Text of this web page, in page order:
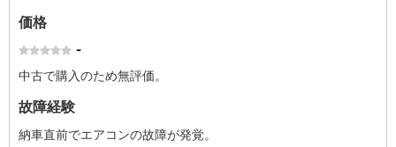
価格
-
中古で購入のため無評価。
故障経験
納車直前でエアコンの故障が発覚。